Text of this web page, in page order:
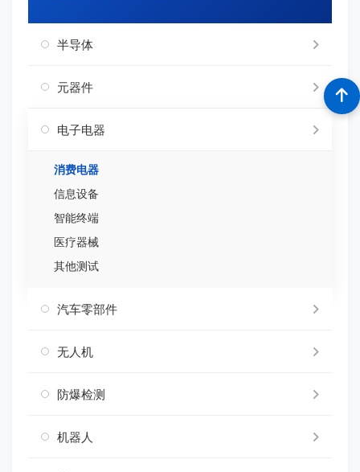
半导体
元器件
电子电器
消费电器
信息设备
智能终端
医疗器械
其他测试
汽车零部件
无人机
防爆检测
机器人